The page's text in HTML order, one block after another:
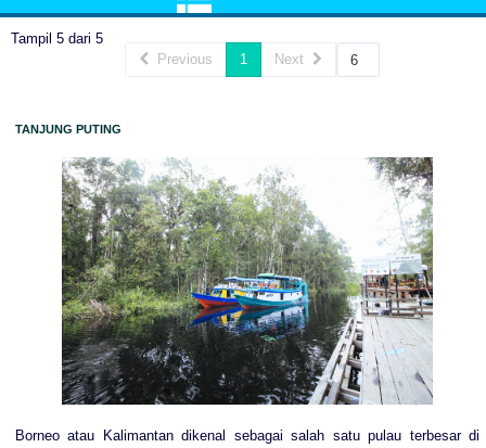
Tampil 5 dari 5
Previous
1 Next
TANJUNG PUTING
Borneo atau Kalimantan dikenal sebagai salah satu pulau terbesar di